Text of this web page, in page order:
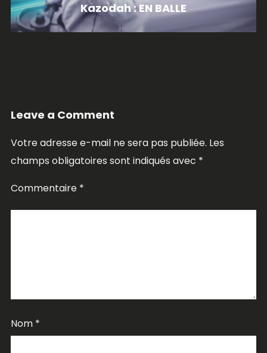
Kazodah : EN BALLE
Leave a Comment
Votre adresse e-mail ne sera pas publiée. Les
champs obligatoires sont indiqués avec *
Commentaire *
Nom *